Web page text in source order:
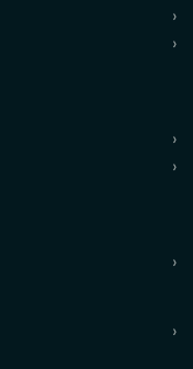
›
›
›
›
›
›